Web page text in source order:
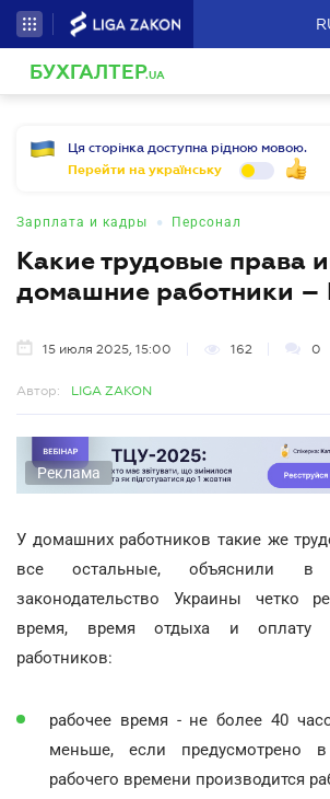
БУХГАЛТЕР.UA
Ця сторінка доступна рідною мовою.
Перейти на українську
Зарплата и кадры • Персонал
Какие трудовые права
домашние работники –
15 июля 2025, 15:00 162 0
Автор: LIGA ZAKON
Реклама
У домашних работников такие же
все остальные, объяснили в
законодательство Украины четко
время, время отдыха и оплату
работников:
рабочее время - не более 40
меньше, если предусмотрено
рабочего времени производится